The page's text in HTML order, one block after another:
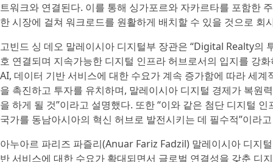
트워크와 연결된다. 이를 통해 싱가포르와 자카르타를 포함한
한 시장에 걸쳐 워크로드를 원활하게 배치할 수 있을 것으로 회
고빈드 싱 데오 말레이시아 디지털부 장관은 “Digital Realty의
호 연결되며 지속가능한 디지털 인프라 허브로서의 입지를 강
AI, 데이터 기반 서비스에 대한 수요가 계속 증가함에 따라 세
을 촉진하고 투자를 유치하며, 말레이시아 디지털 경제가 복원
을 하게 될 것”이라고 설명했다. 또한 “이와 같은 첨단 디지털
국가를 동남아시아의 혁신 허브로 발전시키는 데 필수적”이라
아누아르 파리즈 파즐리(Anuar Fariz Fadzil) 말레이시아 디지
반 서비스에 대한 수요가 확대되면서 글로벌 연결성을 갖춘 디